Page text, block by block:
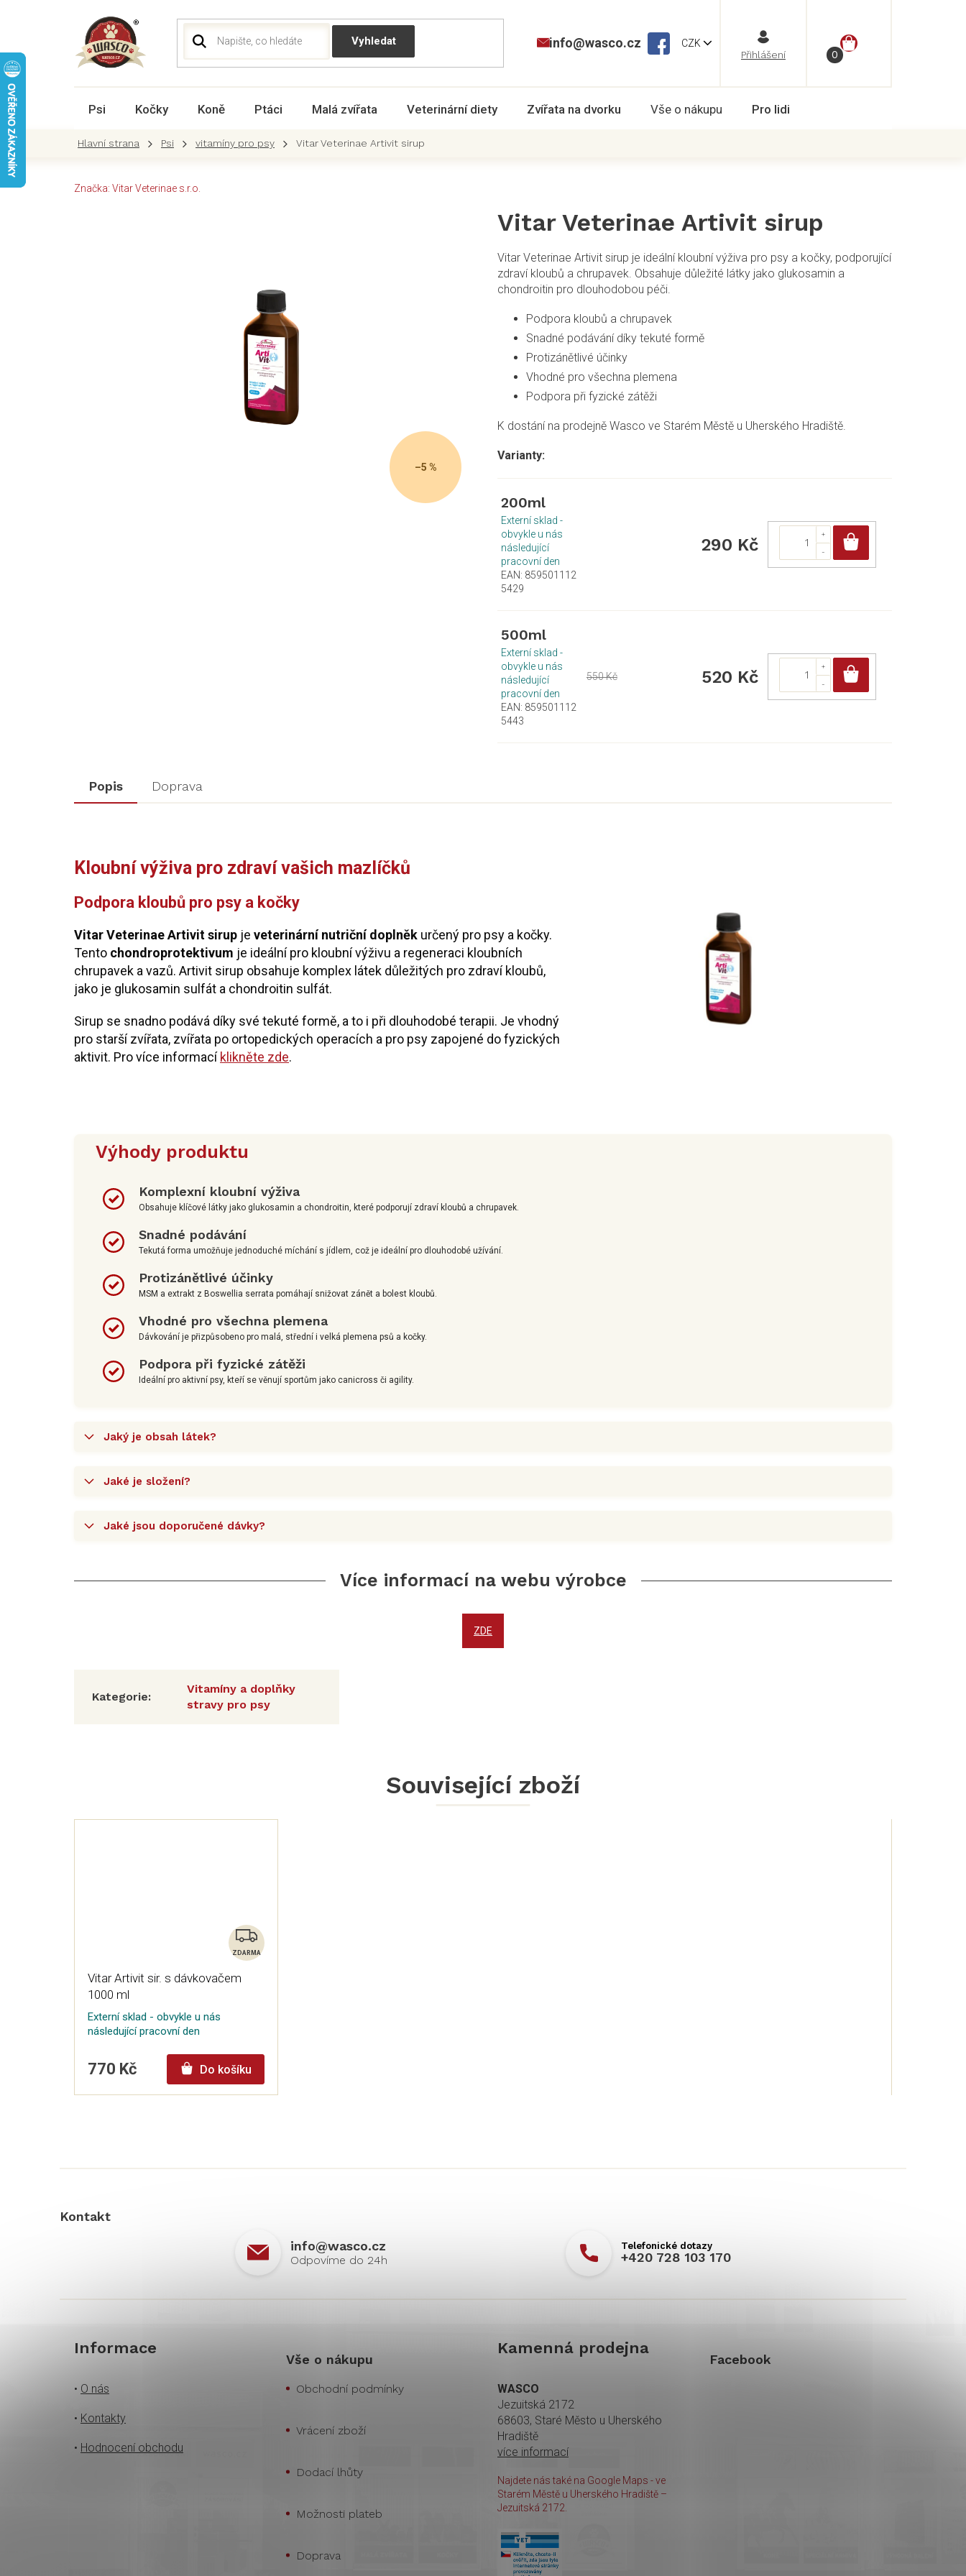
CZK
NÁKUPNÍ
info@wasco.cz
Psi Kočky Koně Ptáci Malá zvířata Veterinární diety Zvířata na dvorku Vše o nákupu Pro lidi
Psi vitamíny pro psy Vitar Veterinae Artivit sirup
Značka: Vitar Veterinae s.r.o.
–5 %
Vitar Veterinae Artivit sirup je ideální kloubní výživa pro psy a kočky, podporující
zdraví kloubů a chrupavek. Obsahuje důležité látky jako glukosamin a
chondroitin pro dlouhodobou péči.
Podpora kloubů a chrupavek
Snadné podávání díky tekuté formě
Protizánětlivé účinky
Vhodné pro všechna plemena
Podpora při fyzické zátěži
K dostání na prodejně Wasco ve Starém Městě u Uherského Hradiště.
Vitar Veterinae Artivit sirup
200ml
Externí sklad -
obvykle u nás
následující
pracovní den
EAN: 859501112
5429
290 Kč
500ml
Externí sklad -
obvykle u nás
následující
pracovní den
EAN: 859501112
5443
550 Kč 520 Kč
Související zboží
Z
ZDARMA
Vitar Artivit sir. s dávkovačem
1000 ml
Externí sklad - obvykle u nás
následující pracovní den
770 Kč Do košíku
Popis Doprava
Kloubní výživa pro zdraví vašich mazlíčků
Podpora kloubů pro psy a kočky
Vitar Veterinae Artivit sirup je veterinární nutriční doplněk určený pro psy a kočky.
Tento chondroprotektivum je ideální pro kloubní výživu a regeneraci kloubních
chrupavek a vazů. Artivit sirup obsahuje komplex látek důležitých pro zdraví kloubů,
jako je glukosamin sulfát a chondroitin sulfát.
Sirup se snadno podává díky své tekuté formě, a to i při dlouhodobé terapii. Je vhodný
pro starší zvířata, zvířata po ortopedických operacích a pro psy zapojené do fyzických
aktivit. Pro více informacíklikněte zde.
Výhody produktu
Komplexní kloubní výživa
Obsahuje klíčové látky jako glukosamin a chondroitin, které podporují zdraví kloubů a chrupavek.
Snadné podávání
Tekutá forma umožňuje jednoduché míchání s jídlem, což je ideální pro dlouhodobé užívání.
Protizánětlivé účinky
MSM a extrakt z Boswellia serrata pomáhají snižovat zánět a bolest kloubů.
Vhodné pro všechna plemena
Dávkování je přizpůsobeno pro malá, střední i velká plemena psů a kočky.
Podpora při fyzické zátěži
Ideální pro aktivní psy, kteří se věnují sportům jako canicross či agility.
Jaký je obsah látek?
Jaké je složení?
Jaké jsou doporučené dávky?
Více informací na webu výrobce
ZDE
Kategorie:
Vitamíny a doplňky
stravy pro psy
Kontakt
info@wasco.cz
+420 728 103 170
Informace
• O nás
• Kontakty
• Hodnocení obchodu
Vše o nákupu
Obchodní podmínky
Vrácení zboží
Dodací lhůty
Možnosti plateb
Doprava
Kamenná prodejna
WASCO
Jezuitská 2172
68603, Staré Město u Uherského
Hradiště
více informací
Najdete nás také na Google Maps - ve
Starém Městě u Uherského Hradiště –
Jezuitská 2172.
Facebook